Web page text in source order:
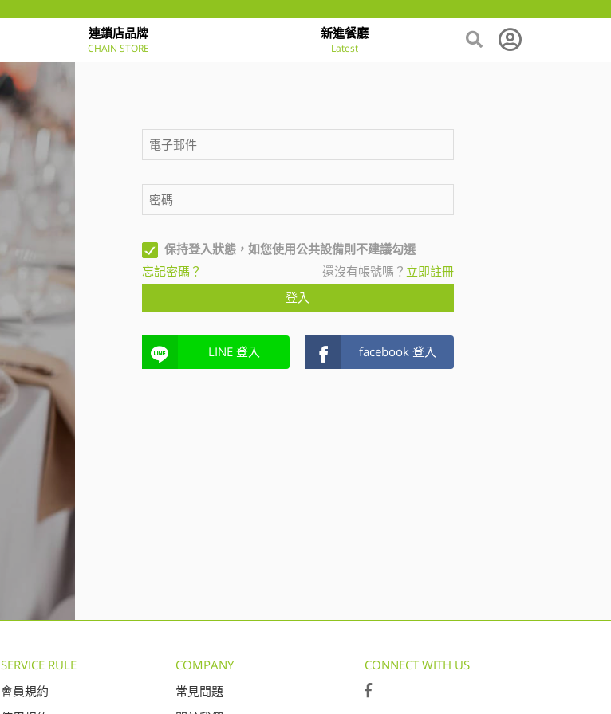
連鎖店品牌
CHAIN STORE
新進餐廳
Latest
保持登入狀態，如您使用公共設備則不建議勾選
忘記密碼？
還沒有帳號嗎？ 立即註冊
登入
LINE 登入 facebook 登入
SERVICE RULE
會員規約
COMPANY
常見問題
CONNECT WITH US